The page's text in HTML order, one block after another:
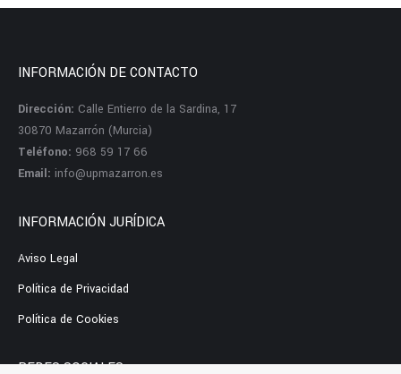
INFORMACIÓN DE CONTACTO
Dirección: Calle Entierro de la Sardina, 17
30870 Mazarrón (Murcia)
Teléfono: 968 59 17 66
Email: info@upmazarron.es
INFORMACIÓN JURÍDICA
Aviso Legal
Política de Privacidad
Política de Cookies
REDES SOCIALES: